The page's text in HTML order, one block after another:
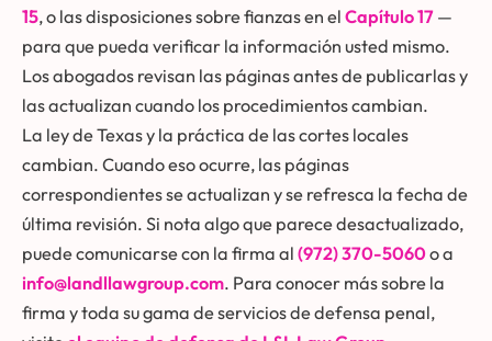
15, o las disposiciones sobre fianzas en el Capítulo 17 —
para que pueda verificar la información usted mismo.
Los abogados revisan las páginas antes de publicarlas y
las actualizan cuando los procedimientos cambian.
La ley de Texas y la práctica de las cortes locales
cambian. Cuando eso ocurre, las páginas
correspondientes se actualizan y se refresca la fecha de
última revisión. Si nota algo que parece desactualizado,
puede comunicarse con la firma al (972) 370-5060o a
info@landllawgroup.com. Para conocer más sobre la
firma y toda su gama de servicios de defensa penal,